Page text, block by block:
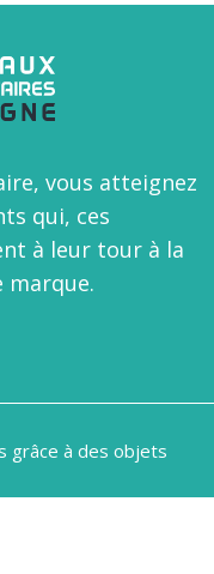
vous atteignez
qui, ces
à leur tour à la
grâce à des objets